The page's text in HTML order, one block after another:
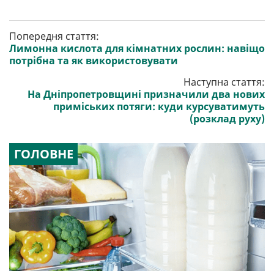
Попередня стаття:
Лимонна кислота для кімнатних рослин: навіщо
потрібна та як використовувати
Наступна стаття:
На Дніпропетровщині призначили два нових
приміських потяги: куди курсуватимуть
(розклад руху)
ГОЛОВНЕ